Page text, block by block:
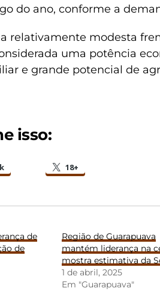
do ano, conforme a
relativamente modesta
uma potência
e grande potencial de
isso:
18+
de
de
Região de Guarapuava
mantém liderança na
mostra estimativa da
1 de abril, 2025
Em "Guarapuava"